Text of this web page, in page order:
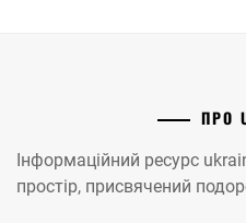
ПРО
Інформаційний ресурс
простір, присвячений